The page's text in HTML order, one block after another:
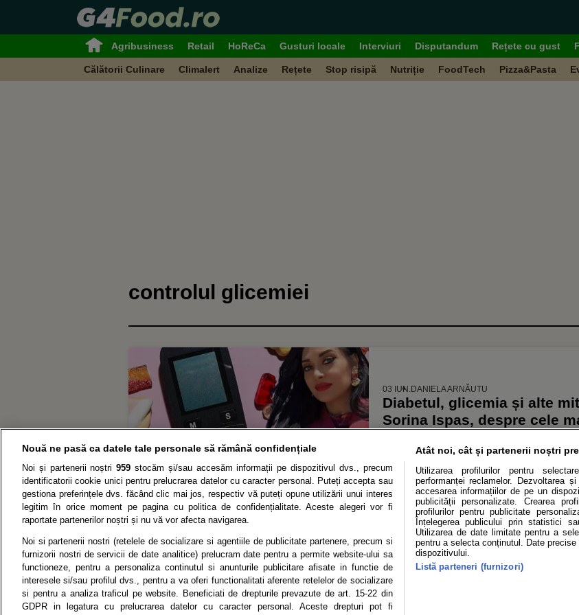
Agribusiness Retail HoReCa Gusturi locale Interviuri Disputandum Rețete cu gust
Călătorii Culinare Climalert Analize Rețete Stop risipă Nutriție FoodTech Pizza&Pasta
controlul glicemiei
03 IUN.DANIELA ARNĂUTU
Diabetul, glicemia și alte
Sorina Ispas, despre cele
sport?”
POLITICĂ DE CONFIDENȚIALITATEDESPRE NOIMODIFICĂ
Modifică Setările Cookie
Citarea se poate face în limita a 250 de semne. Nici o instituţie sau persoană (site-uri, instituţii mass-media, firme de monitorizare)
Nouă ne pasă ca datele tale personale să rămână confidențiale
Noi și partenerii noștri959 stocăm și/sau accesăm informații pe dispozitivul dvs., precum
identificatorii cookie unici pentru prelucrarea datelor cu caracter personal. Puteți accepta sau
gestiona preferințele dvs. făcând clic mai jos, respectiv vă puteți opune utilizării unui interes
legitim în orice moment pe pagina cu politica de confidențialitate. Aceste alegeri vor fi
raportate partenerilor noștri și nu vă vor afecta navigarea.
Noi si partenerii nostri (retelele de socializare si agentiile de publicitate partenere, precum si
furnizorii nostri de servicii de date analitice) prelucram date pentru a permite website-ului sa
functioneze, pentru a personaliza continutul si anunturile publicitare afisate in functie de
interesele si/sau profilul dvs., pentru a va oferi functionalitati aferente retelelor de socializare
si pentru a analiza traficul pe website. Beneficiati de drepturile prevazute de art. 15-22 din
GDPR in legatura cu prelucrarea datelor cu caracter personal. Aceste drepturi pot fi
Atât noi, cât și partenerii noștri
Utilizarea profilurilor pentru
performanței reclamelor. Dezvoltarea
accesarea informațiilor de pe un
publicității personalizate. Crearea
profilurilor pentru publicitate
Înțelegerea publicului prin statistici
Utilizarea de date limitate pentru a
pentru a selecta conținutul. Date
dispozitivului.
Listă parteneri (furnizori)